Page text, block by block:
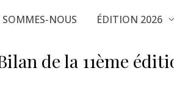
SOMMES-NOUS ÉDITION 2026
de la 11ème